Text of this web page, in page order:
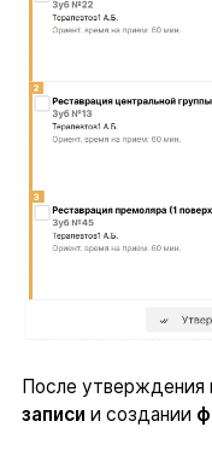
После утверждения
записи и создании